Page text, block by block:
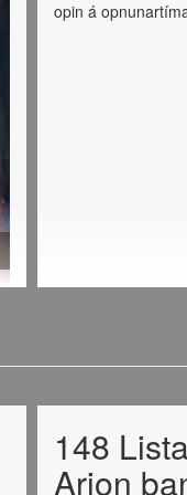
opin á
148
Arion